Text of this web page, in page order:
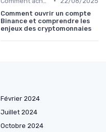
Comment ouvrir un compte
Binance et comprendre les
enjeux des cryptomonnaies
Février 2024
Juillet 2024
Octobre 2024